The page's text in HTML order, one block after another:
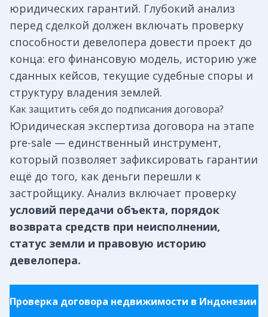
юридических гарантий. Глубокий анализ
перед сделкой должен включать проверку
способности девелопера довести проект до
конца: его финансовую модель, историю уже
сданных кейсов, текущие судебные споры и
структуру владения землей.
Как защитить себя до подписания договора?
Юридическая экспертиза договора на этапе
pre-sale — единственный инструмент,
который позволяет зафиксировать гарантии
ещё до того, как деньги перешли к
застройщику. Анализ включает проверку
условий передачи объекта, порядок
возврата средств при неисполнении,
статус земли и правовую историю
девелопера.
Проверка договора недвижимости в Индонезии